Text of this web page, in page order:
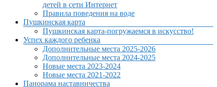
детей в сети Интернет
Правила поведения на воде
Пушкинская карта
Пушкинская карта-погружаемся в искусство!
Успех каждого ребенка
Дополнительные места 2025-2026
Дополнительные места 2024-2025
Новые места 2023-2024
Новые места 2021-2022
Панорама наставничества